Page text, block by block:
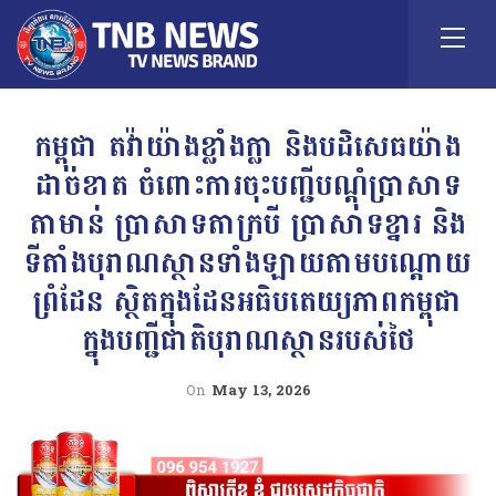
កម្ពុជា តវ៉ាយ៉ាងខ្លាំងក្លា និងបដិសេធយ៉ាង
ដាច់ខាត ចំពោះការចុះបញ្ជីបណ្ដុំប្រាសាទ
តាមាន់ ប្រាសាទតាក្របី ប្រាសាទខ្នារ និង
ទីតាំងបុរាណស្ថានទាំងឡាយតាមបណ្ដោយ
ព្រំដែន ស្ថិតក្នុងដែនអធិបតេយ្យភាពកម្ពុជា
ក្នុងបញ្ជីជាតិបុរាណស្ថានរបស់ថៃ
On May 13, 2026